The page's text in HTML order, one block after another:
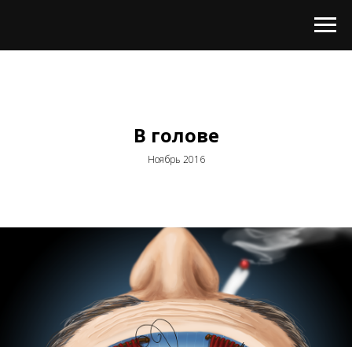
В голове
Ноябрь 2016